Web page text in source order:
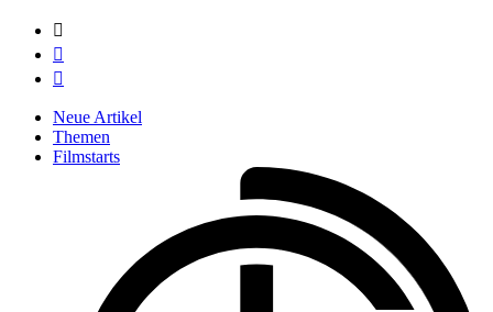



Neue Artikel
Themen
Filmstarts